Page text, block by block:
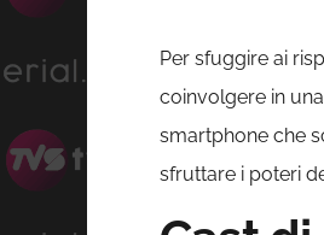
Per sfuggire ai
coinvolgere in
smartphone che
sfruttare i poteri